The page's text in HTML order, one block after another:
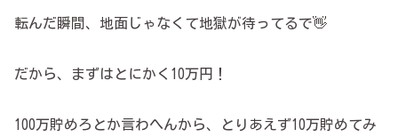
転んだ瞬間、地面じゃなくて地獄が待ってるで👋
だから、まずはとにかく10万円！
100万貯めろとか言わへんから、とりあえず10万貯めてみ